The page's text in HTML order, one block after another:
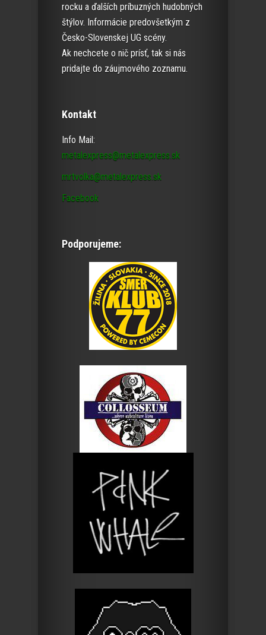
rocku a ďalších príbuzných hudobných
štýlov. Informácie predovšetkým z
Česko-Slovenskej UG scény.
Ak nechcete o nič prísť, tak si nás
pridajte do záujmového zoznamu.
Kontakt
Info Mail:
metalexpress@metalexpress.sk
mrtvolka@metalexpress.sk
Facebook
Podporujeme: